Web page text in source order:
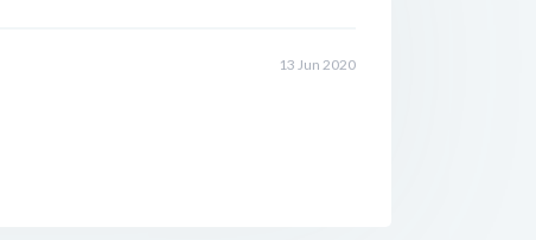
13 Jun 2020